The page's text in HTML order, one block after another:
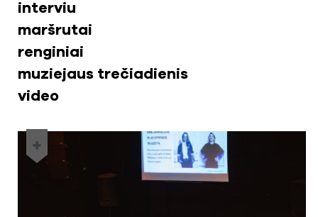
interviu
maršrutai
renginiai
muziejaus trečiadienis
video